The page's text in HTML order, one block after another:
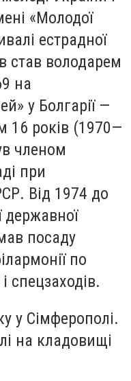
«Молодої
естрадної
став володарем
на
у Болгарії —
16 років (1970—
членом
при
Від 1974 до
державної
посаду
по
спецзаходів.
у Сімферополі.
на кладовищі